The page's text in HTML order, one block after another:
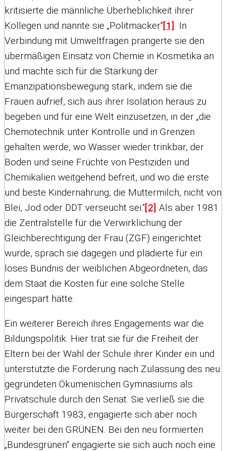
kritisierte die männliche Überheblichkeit ihrer
Kollegen und nannte sie „Politmacker“[1] . In
Verbindung mit Umweltfragen prangerte sie den
übermäßigen Einsatz von Chemie in Kosmetika an
und machte sich für die Stärkung der
Emanzipationsbewegung stark, indem sie die
Frauen aufrief, sich aus ihrer Isolation heraus zu
begeben und für eine Welt einzusetzen, in der „die
Chemotechnik unter Kontrolle und in Grenzen
gehalten werde, wo Wasser wieder trinkbar, der
Boden und seine Früchte von Pestiziden und
Chemikalien weitgehend befreit, und wo die erste
und beste Kindernahrung, die Muttermilch, nicht von
Blei, Jod oder DDT verseucht sei.“[2] Als aber 1981
die Zentralstelle für die Verwirklichung der
Gleichberechtigung der Frau (ZGF) eingerichtet
wurde, sprach sie dagegen und plädierte für ein
loses Bündnis der weiblichen Abgeordneten, das
dem Staat die Kosten für eine solche Stelle
eingespart hätte.
Ein weiterer Bereich ihres Engagements war die
Bildungspolitik. Hier trat sie für die Freiheit der
Eltern bei der Wahl der Schule ihrer Kinder ein und
unterstützte die Forderung nach Zulassung des neu
gegründeten Ökumenischen Gymnasiums als
Privatschule durch den Senat. Sie verließ sie die
Bürgerschaft 1983, engagierte sich aber noch
weiter bei den GRÜNEN. Bei den neu formierten
„Bundesgrünen“ engagierte sie sich auch noch eine